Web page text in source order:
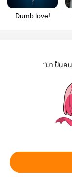
Dumb love!
“มาเป็นค